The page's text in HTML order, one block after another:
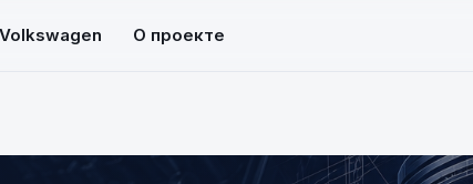
Volkswagen О проекте